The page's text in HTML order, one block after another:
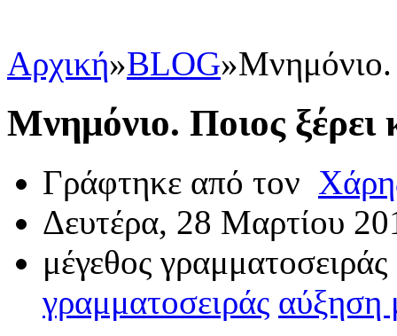
Αρχική»BLOG»Μνημόνιο.
Μνημόνιο. Ποιος ξέρει
Γράφτηκε από τον
Δευτέρα, 28 Μαρτίου
μέγεθος γραμματοσειράς
γραμματοσειράς αύξηση